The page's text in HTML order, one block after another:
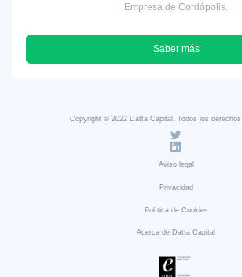
Empresa de Cordópolis.
Saber más
Copyright © 2022 Datta Capital. Todos los derechos
Aviso legal
Privacidad
Política de Cookies
Acerca de Datta Capital